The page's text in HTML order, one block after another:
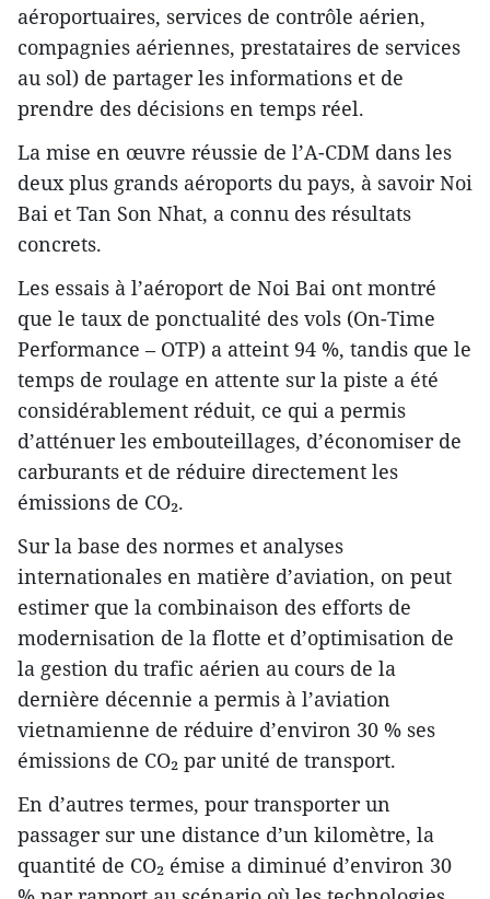
aéroportuaires, services de contrôle aérien,
compagnies aériennes, prestataires de services
au sol) de partager les informations et de
prendre des décisions en temps réel.
La mise en œuvre réussie de l’A-CDM dans les
deux plus grands aéroports du pays, à savoir Noi
Bai et Tan Son Nhat, a connu des résultats
concrets.
Les essais à l’aéroport de Noi Bai ont montré
que le taux de ponctualité des vols (On-Time
Performance – OTP) a atteint 94 %, tandis que le
temps de roulage en attente sur la piste a été
considérablement réduit, ce qui a permis
d’atténuer les embouteillages, d’économiser de
carburants et de réduire directement les
émissions de CO₂.
Sur la base des normes et analyses
internationales en matière d’aviation, on peut
estimer que la combinaison des efforts de
modernisation de la flotte et d’optimisation de
la gestion du trafic aérien au cours de la
dernière décennie a permis à l’aviation
vietnamienne de réduire d’environ 30 % ses
émissions de CO₂ par unité de transport.
En d’autres termes, pour transporter un
passager sur une distance d’un kilomètre, la
quantité de CO₂ émise a diminué d’environ 30